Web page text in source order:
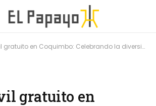
en Coquimbo: Celebrando la diversidad y los derechos humanos
gratuito en